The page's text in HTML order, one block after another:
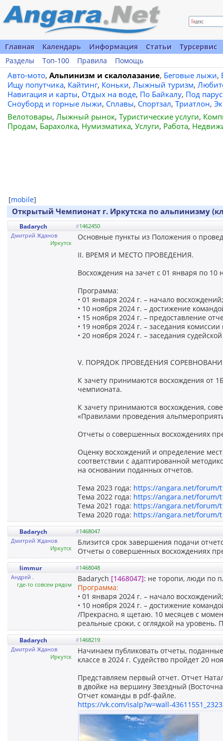
Главная Календарь Информация Статьи
Турсервис
Разделы
Топ-100 Правила Помощь
Авто-мото, Альпинизм и скалолазание, Беговые лыжи,
Ищу попутчика, Кайтинг, Коньки, Лыжный туризм,
Навигация и карты, Отдых на воде, По Байкалу, Под
Сноуборд и горные лыжи, Сплавы, Спортзал, Триатлон,
Велотовары, Лыжный рынок, Туристические услуги,
Продам, Барахолка, Нумизматика, Услуги, Работа,
[mobile]
Открытый Чемпионат г. Иркутска по альпинизму
Badarych #1462450
Дмитрий Жданов
Иркутск
Основные пункты из Положения о
II. ВРЕМЯ И МЕСТО ПРОВЕДЕНИЯ.
Восхождения на зачет с 01 января по 10
Программа:
• 01 января 2024 г. – начало восхождений;
• 10 ноября 2024 г. – достижение
• 15 ноября 2024 г. – предоставление
• 19 ноября 2024 г. – заседания комиссии
• 20 ноября 2024 г. – заседания
V. ПОРЯДОК ПРОВЕДЕНИЯ
К зачету принимаются восхождения от
чемпионата.
К зачету принимаются восхождения,
«Правилами проведения
Отчеты о совершенных восхождениях
Оценку восхождений и определение
соответствии с адаптированной
на основании поданных отчетов.
Тема 2023 года: https://angara.net/forum/
Тема 2022 года: https://angara.net/forum/
Тема 2021 года: https://angara.net/forum/
Тема 2020 года: https://angara.net/forum/
Badarych #1468047
Дмитрий Жданов
Иркутск
Близится срок завершения подачи
Отчеты о совершенных восхождениях
limmur #1468048
Андрей .
где-то совсем рядом
Badarych [1468047]: не торопи, люди по
Программа:
• 01 января 2024 г. – начало восхождений;
• 10 ноября 2024 г. – достижение
/Прекрасно, я щетаю. 10 месяцев с
реальные сроки, с оглядкой на уровень.
Badarych #1468219
Дмитрий Жданов
Иркутск
Начинаем публиковать отчеты,
классе в 2024 г. Судейство пройдет 20
Представляем первый отчет. Отчет
в двойке на вершину Звездный
Отчет команды в pdf-файле.
https://vk.com/isalp?w=wall-43611551_2323